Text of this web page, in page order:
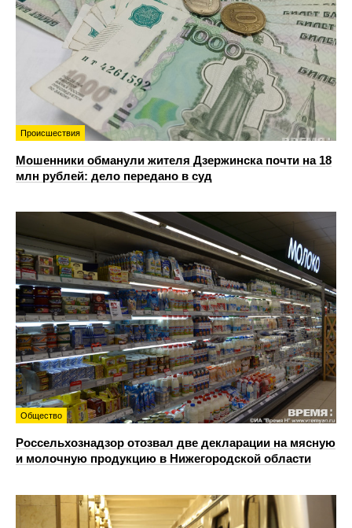
Происшествия
Мошенники обманули жителя Дзержинска почти на 18
млн рублей: дело передано в суд
Общество
Россельхознадзор отозвал две декларации на мясную
и молочную продукцию в Нижегородской области